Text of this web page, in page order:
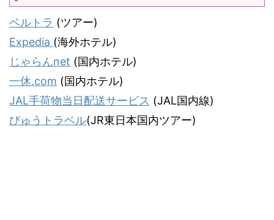
ベルトラ (ツアー)
Expedia (海外ホテル)
じゃらんnet (国内ホテル)
一休.com (国内ホテル)
JAL手荷物当日配送サービス (JAL国内線)
びゅうトラベル(JR東日本国内ツアー)